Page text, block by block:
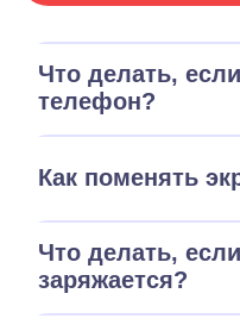
Что делать,
телефон?
Как поменять
Что делать,
заряжается?